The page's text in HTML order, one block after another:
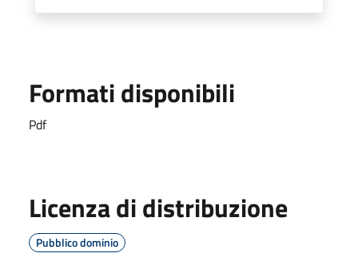
Formati disponibili
Pdf
Licenza di distribuzione
Pubblico dominio